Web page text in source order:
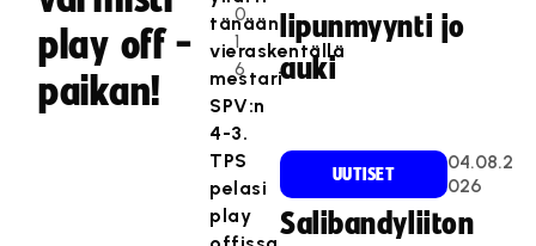
play off -
paikan!
0
1
6
tänään
vieraskentällä
mestari
SPV:n
4-3.
TPS
pelasi
play
lipunmyynti jo
auki
UUTISET
04.08.2
026
Salibandyliiton